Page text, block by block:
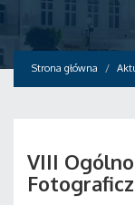
Strona główna
VIII